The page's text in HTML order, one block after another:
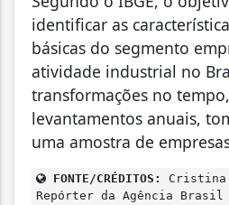
identificar as
básicas do segmento
atividade industrial no
transformações no
levantamentos anuais,
uma amostra de
FONTE/CRÉDITOS:
Repórter da Agência Brasil